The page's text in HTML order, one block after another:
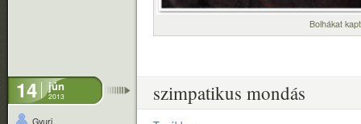
Bolhákat
14 jún
2013
Gyuri
szimpatikus mondás